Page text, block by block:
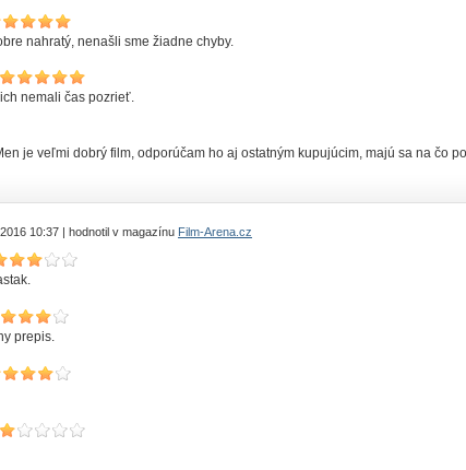
nahratý, nenašli sme žiadne chyby.
nemali čas pozrieť.
je veľmi dobrý film, odporúčam ho aj ostatným kupujúcim, majú sa na čo
10:37 | hodnotil v magazínu Film-Arena.cz
prepis.